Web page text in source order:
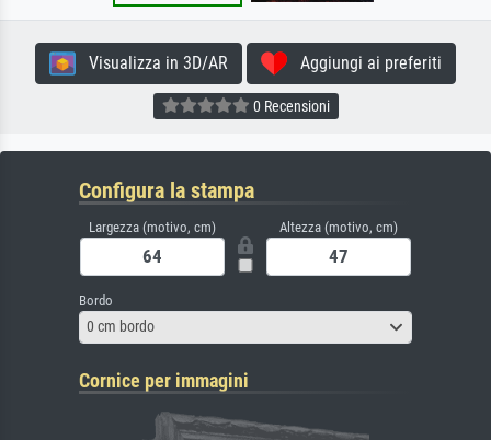
Visualizza in 3D/AR Aggiungi ai preferiti
0 Recensioni
Configura la stampa
Largezza (motivo, cm) Altezza (motivo, cm)
Bordo
0 cm bordo
Cornice per immagini